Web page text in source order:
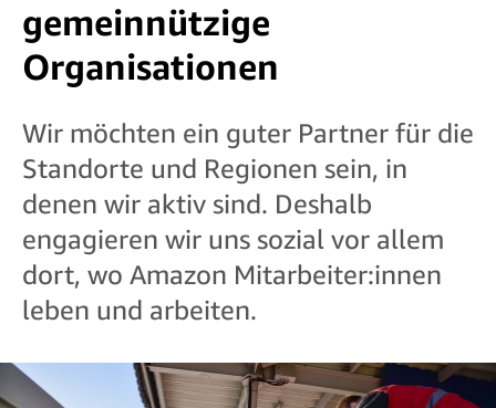
gemeinnützige
Organisationen
Wir möchten ein guter Partner für die
Standorte und Regionen sein, in
denen wir aktiv sind. Deshalb
engagieren wir uns sozial vor allem
dort, wo Amazon Mitarbeiter:innen
leben und arbeiten.